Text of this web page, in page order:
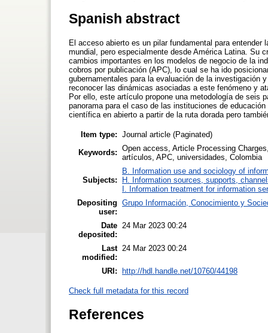
Spanish abstract
El acceso abierto es un pilar fundamental para
mundial, pero especialmente desde América Latina. Su
cambios importantes en los modelos de negocio de la
cobros por publicación (APC), lo cual se ha ido
gubernamentales para la evaluación de la
reconocer las dinámicas asociadas a este fenómeno y
Por ello, este artículo propone una metodología de seis
panorama para el caso de las instituciones de
científica en abierto a partir de la ruta dorada pero
Item type: Journal article (Paginated)
Keywords: Open access, Article Processing
artículos, APC, universidades, Colombia
Subjects:
B. Information use and sociology of
H. Information sources, supports,
I. Information treatment for information
Depositing
user:
Grupo Información, Conocimiento y
Date
deposited:
24 Mar 2023 00:24
Last
modified:
24 Mar 2023 00:24
URI: http://hdl.handle.net/10760/44198
Check full metadata for this record
References